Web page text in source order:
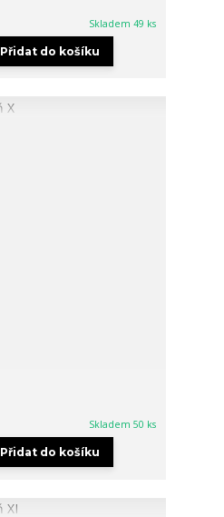
Skladem 49 ks
Přidat do košíku
Skladem 50 ks
Přidat do košíku